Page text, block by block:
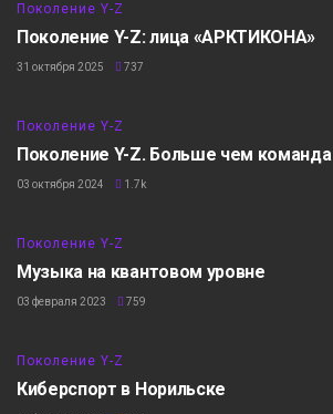
Поколение Y-Z
Поколение Y-Z: лица «АРКТИКОНА»
31 октября 2025
737
Поколение Y-Z
Поколение Y-Z. Больше чем команда
03 октября 2024
1.7k
Поколение Y-Z
Музыка на квантовом уровне
03 февраля 2023
759
Поколение Y-Z
Киберспорт в Норильске